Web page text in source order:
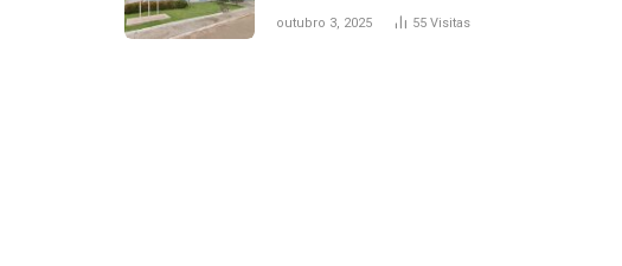
temporária demitida
outubro 3, 2025 55 Visitas